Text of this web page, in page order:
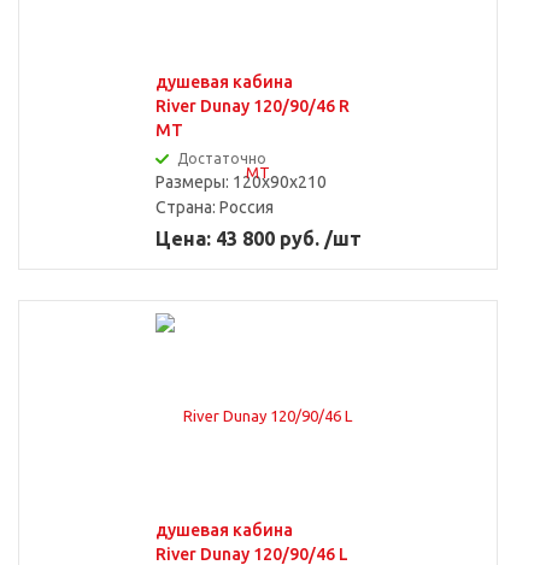
душевая кабина
River Dunay 120/90/46 R
MT
Достаточно
Размеры: 120x90x210
Страна: Россия
Цена: 43 800 руб. /шт
душевая кабина
River Dunay 120/90/46 L